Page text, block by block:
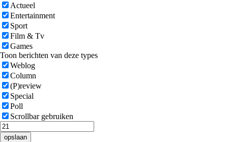
Actueel
Entertainment
Sport
Film & Tv
Games
Toon berichten van deze types
Weblog
Column
(P)review
Special
Poll
Scrollbar gebruiken
opslaan